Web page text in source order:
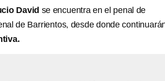
David se encuentra en el penal de
de Barrientos, desde donde